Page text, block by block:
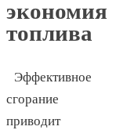
экономия
топлива
Эффективное
сгорание
приводит